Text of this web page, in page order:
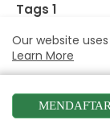
Tags 1
Sitemap
about
IPA
Our website
Learn More
Accept !